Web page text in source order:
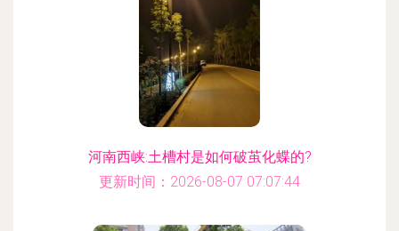
河南西峡:土槽村是如何破茧化蝶的?
更新时间：2026-08-07 07:07:44